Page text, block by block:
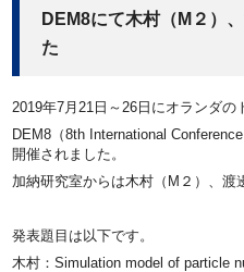
DEM8にて木村（M２）
た
2019年7月21日～26日にオランダの
DEM8（8th International
開催されました。
加納研究室からは木村（M２）、渡
発表題目は以下です。
木村：Simulation model of particle